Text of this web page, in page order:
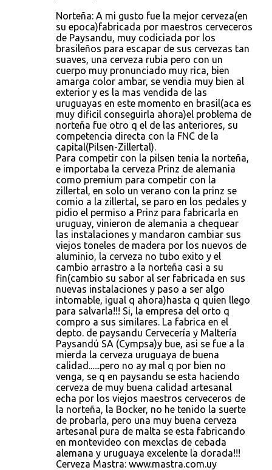
Norteña: A mi gusto fue la mejor cerveza(en
su epoca)fabricada por maestros cerveceros
de Paysandu, muy codiciada por los
brasileños para escapar de sus cervezas tan
suaves, una cerveza rubia pero con un
cuerpo muy pronunciado muy rica, bien
amarga color ambar, se vendia muy bien al
exterior y es la mas vendida de las
uruguayas en este momento en brasil(aca es
muy dificil conseguirla ahora)el problema de
norteña fue otro q el de las anteriores, su
competencia directa con la FNC de la
capital(Pilsen-Zillertal).
Para competir con la pilsen tenia la norteña,
e importaba la cerveza Prinz de alemania
como premium para competir con la
zillertal, en solo un verano con la prinz se
comio a la zillertal, se paro en los pedales y
pidio el permiso a Prinz para fabricarla en
uruguay, vinieron de alemania a chequear
las instalaciones y mandaron cambiar sus
viejos toneles de madera por los nuevos de
aluminio, la cerveza no tubo exito y el
cambio arrastro a la norteña casi a su
fin(cambio su sabor al ser fabricada en sus
nuevas instalaciones y paso a ser algo
intomable, igual q ahora)hasta q quien llego
para salvarla!!! Si, la empresa del orto q
compro a sus similares. La fabrica en el
depto. de paysandu Cervecería y Maltería
Paysandú SA (Cympsa)y bue, asi se fue a la
mierda la cerveza uruguaya de buena
calidad......pero no ay mal q por bien no
venga, se q en paysandu se esta haciendo
cerveza de muy buena calidad artesanal
echa por los viejos maestros cerveceros de
la norteña, la Bocker, no he tenido la suerte
de probarla, pero una muy buena cerveza
artesanal pura de malta se esta fabricando
en montevideo con mexclas de cebada
alemana y uruguaya excelente la dorada!!!
Cerveza Mastra: www.mastra.com.uy